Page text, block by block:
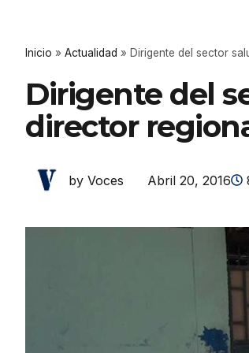
Inicio » Actualidad » Dirigente del sector
Dirigente del
director
by Voces Abril 20, 2016